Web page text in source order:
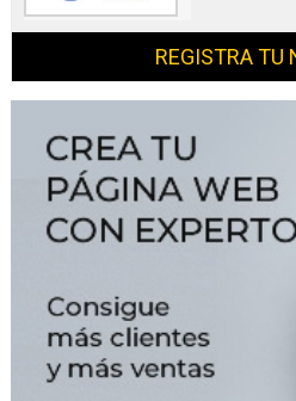
REGISTRA TU